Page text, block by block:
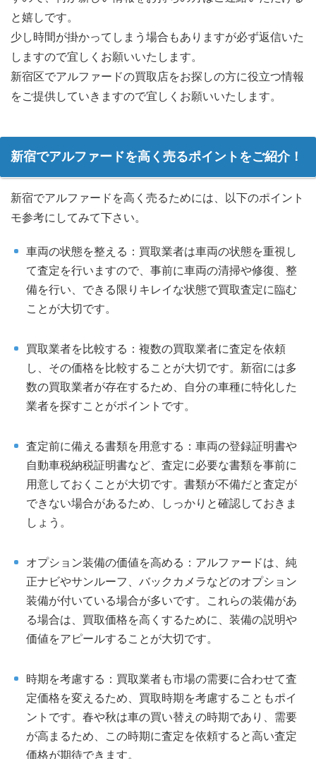
と嬉しです。
少し時間が掛かってしまう場合もありますが必ず返信いた
しますので宜しくお願いいたします。
新宿区でアルファードの買取店をお探しの方に役立つ情報
をご提供していきますので宜しくお願いいたします。
新宿でアルファードを高く売るポイントをご紹介！
新宿でアルファードを高く売るためには、以下のポイント
モ参考にしてみて下さい。
車両の状態を整える：買取業者は車両の状態を重視し
て査定を行いますので、事前に車両の清掃や修復、整
備を行い、できる限りキレイな状態で買取査定に臨む
ことが大切です。
買取業者を比較する：複数の買取業者に査定を依頼
し、その価格を比較することが大切です。新宿には多
数の買取業者が存在するため、自分の車種に特化した
業者を探すことがポイントです。
査定前に備える書類を用意する：車両の登録証明書や
自動車税納税証明書など、査定に必要な書類を事前に
用意しておくことが大切です。書類が不備だと査定が
できない場合があるため、しっかりと確認しておきま
しょう。
オプション装備の価値を高める：アルファードは、純
正ナビやサンルーフ、バックカメラなどのオプション
装備が付いている場合が多いです。これらの装備があ
る場合は、買取価格を高くするために、装備の説明や
価値をアピールすることが大切です。
時期を考慮する：買取業者も市場の需要に合わせて査
定価格を変えるため、買取時期を考慮することもポイ
ントです。春や秋は車の買い替えの時期であり、需要
が高まるため、この時期に査定を依頼すると高い査定
価格が期待できます。